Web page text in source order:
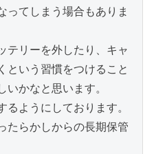
ってしまう場合もありま
テリーを外したり、キャ
という習慣をつけること
かなと思います。
ようにしております。
たらかしからの長期保管